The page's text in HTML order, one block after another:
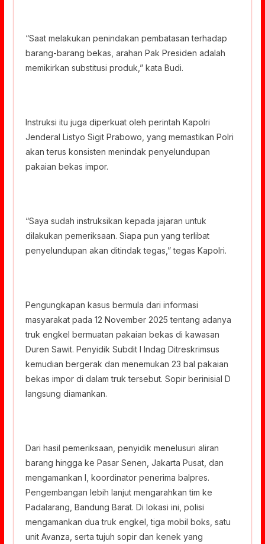
“Saat melakukan penindakan pembatasan terhadap
barang-barang bekas, arahan Pak Presiden adalah
memikirkan substitusi produk,” kata Budi.
Instruksi itu juga diperkuat oleh perintah Kapolri
Jenderal Listyo Sigit Prabowo, yang memastikan Polri
akan terus konsisten menindak penyelundupan
pakaian bekas impor.
“Saya sudah instruksikan kepada jajaran untuk
dilakukan pemeriksaan. Siapa pun yang terlibat
penyelundupan akan ditindak tegas,” tegas Kapolri.
Pengungkapan kasus bermula dari informasi
masyarakat pada 12 November 2025 tentang adanya
truk engkel bermuatan pakaian bekas di kawasan
Duren Sawit. Penyidik Subdit I Indag Ditreskrimsus
kemudian bergerak dan menemukan 23 bal pakaian
bekas impor di dalam truk tersebut. Sopir berinisial D
langsung diamankan.
Dari hasil pemeriksaan, penyidik menelusuri aliran
barang hingga ke Pasar Senen, Jakarta Pusat, dan
mengamankan I, koordinator penerima balpres.
Pengembangan lebih lanjut mengarahkan tim ke
Padalarang, Bandung Barat. Di lokasi ini, polisi
mengamankan dua truk engkel, tiga mobil boks, satu
unit Avanza, serta tujuh sopir dan kenek yang